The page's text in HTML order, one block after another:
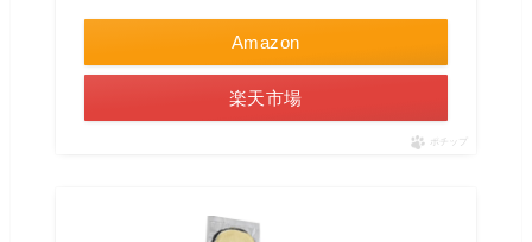
Amazon
楽天市場
ポチップ